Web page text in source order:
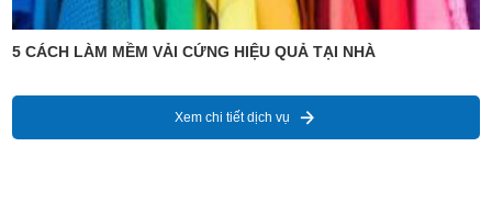
5 CÁCH LÀM MỀM VẢI CỨNG HIỆU QUẢ TẠI NHÀ
Xem chi tiết dịch vụ